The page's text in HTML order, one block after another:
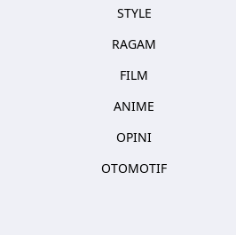
STYLE
RAGAM
FILM
ANIME
OPINI
OTOMOTIF